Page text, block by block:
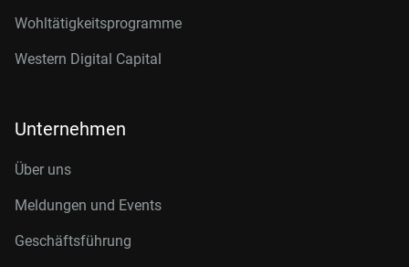
Wohltätigkeitsprogramme
Western Digital Capital
Unternehmen
Über uns
Meldungen und Events
Geschäftsführung